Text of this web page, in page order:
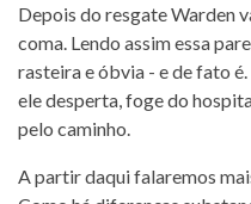
Depois do resgate Warden
coma. Lendo assim essa
rasteira e óbvia - e de fato
ele desperta, foge do
pelo caminho.
A partir daqui falaremos